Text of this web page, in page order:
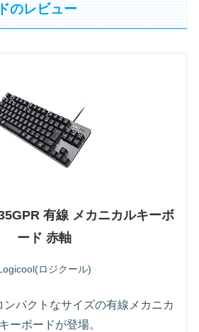
のレビュー
有線 メカニカルキーボ
ード 赤軸
ロジクール)
ンパクトなサイズの有線メカニカ
ーボードが登場。